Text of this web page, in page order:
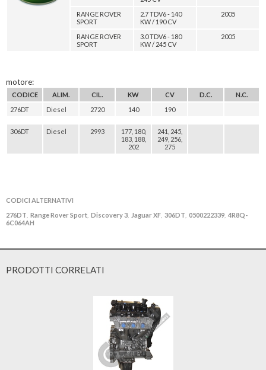
RANGE ROVER
SPORT
2.7 TDV6 - 140
KW / 190 CV
2005
RANGE ROVER
SPORT
3.0 TDV6 - 180
KW / 245 CV
2005
motore:
CODICE ALIM. CIL. KW CV D.C.
N.C.
276DT
Diesel 2720 140 190
306DT Diesel 2993
177, 180,
183, 188,
202
241, 245,
249, 256,
275
CODICI ALTERNATIVI
276DT Range Rover Sport Discovery 3 Jaguar XF 306DT 0500222339 4R8Q-
6C064AH
PRODOTTI CORRELATI